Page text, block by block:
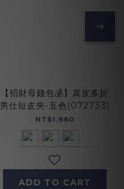
【招財母錢包💰】真皮多折
男仕短皮夾-五色(072733)
NT$1,980
ADD TO CART